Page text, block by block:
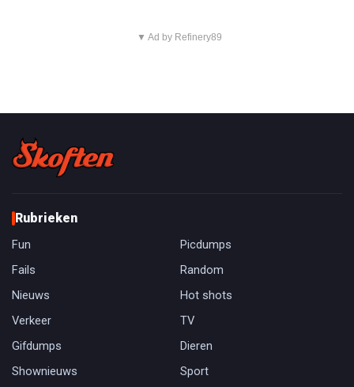
▼ Ad by Refinery89
Rubrieken
Fun
Picdumps
Fails
Random
Nieuws
Hot shots
Verkeer
TV
Gifdumps
Dieren
Shownieuws
Sport